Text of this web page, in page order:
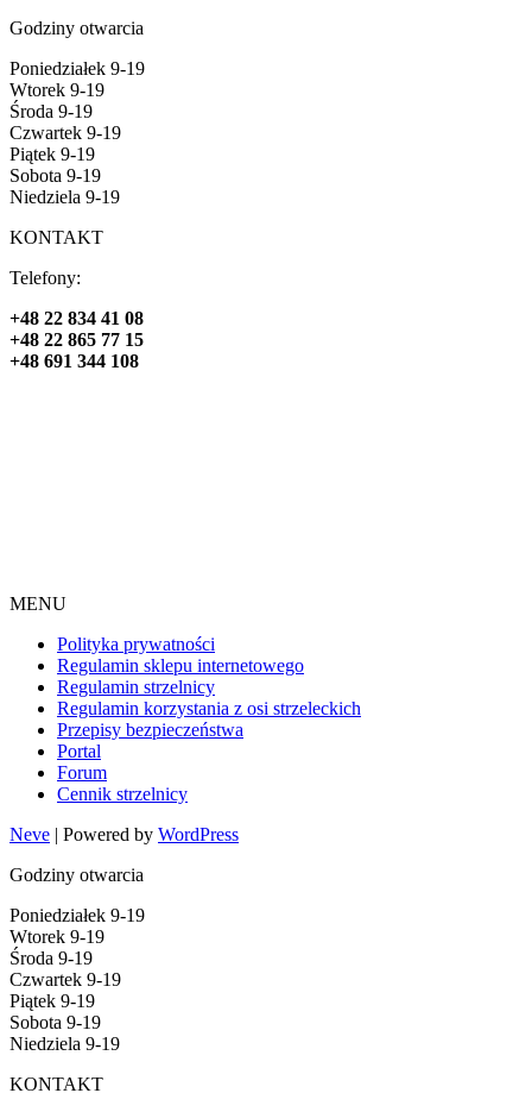
Godziny otwarcia
Poniedziałek 9-19
Wtorek 9-19
Środa 9-19
Czwartek 9-19
Piątek 9-19
Sobota 9-19
Niedziela 9-19
KONTAKT
Telefony:
+48 22 834 41 08
+48 22 865 77 15
+48 691 344 108
MENU
Polityka prywatności
Regulamin sklepu internetowego
Regulamin strzelnicy
Regulamin korzystania z osi strzeleckich
Przepisy bezpieczeństwa
Portal
Forum
Cennik strzelnicy
Neve | Powered by WordPress
Godziny otwarcia
Poniedziałek 9-19
Wtorek 9-19
Środa 9-19
Czwartek 9-19
Piątek 9-19
Sobota 9-19
Niedziela 9-19
KONTAKT